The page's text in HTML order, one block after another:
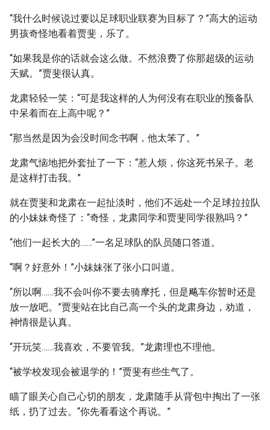
“我什么时候说过要以足球职业联赛为目标了？”高大的运动
男孩奇怪地看着贾斐，乐了。
“如果我是你的话就会这么做。不然浪费了你那超级的运动
天赋。”贾斐很认真。
龙肃轻轻一笑：“可是我这样的人为何没有在职业的预备队
中呆着而在上高中呢？”
“那当然是因为会没时间念书啊，他太笨了。”
龙肃气恼地把外套扯了一下：“惹人烦，你这死书呆子。老
是这样打击我。”
就在贾斐和龙肃在一起扯淡时，他们不远处一个足球拉拉队
的小妹妹奇怪了：“奇怪，龙肃同学和贾斐同学很熟吗？”
“他们一起长大的……”一名足球队的队员随口答道。
“啊？好意外！”小妹妹张了张小口叫道。
“所以啊……我不会叫你不要去骑摩托，但是飚车你暂时还是
放一放吧。”贾斐站在比自己高一个头的龙肃身边，劝道，
神情很是认真。
“开玩笑……我喜欢，不要管我。”龙肃理也不理他。
“被学校发现会被退学的！”贾斐有些生气了。
瞄了眼关心自己心切的朋友，龙肃随手从背包中掏出了一张
纸，扔了过去。“你先看看这个再说。”